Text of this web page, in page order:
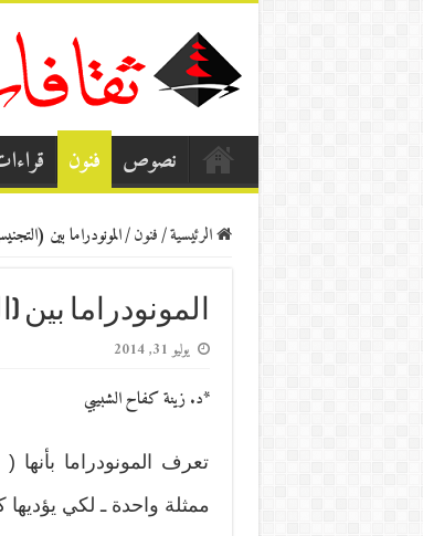
نصوص فنون
الرئيسية/فنون/المونودراما بين
المونودراما بين
يوليو 31, 2014
*د. زينة كفاح الشبيبي
تعرف المونودراما بأنها
ممثلة واحدة ـ لكي